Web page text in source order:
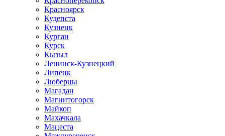
Красноярск
Кудепста
Кузнецк
Курган
Курск
Кызыл
Ленинск-Кузнецкий
Липецк
Люберцы
Магадан
Магнитогорск
Майкоп
Махачкала
Мацеста